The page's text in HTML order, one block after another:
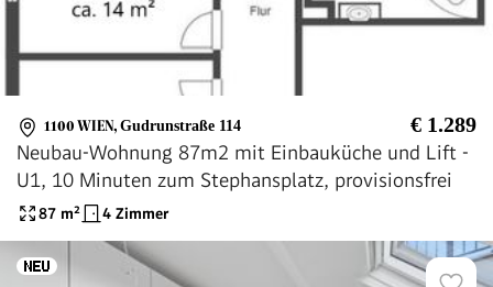
1100 WIEN, Gudrunstraße 114 € 1.289
Neubau-Wohnung 87m2 mit Einbauküche und Lift -
U1, 10 Minuten zum Stephansplatz, provisionsfrei
87 m² 4 Zimmer